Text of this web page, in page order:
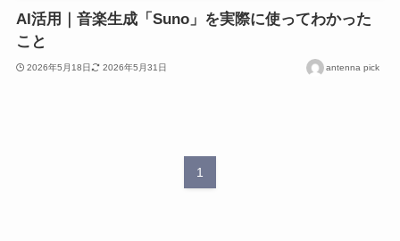
AI活用｜音楽生成「Suno」を実際に使ってわかった
こと
2026年5月18日 2026年5月31日 antenna pick
1